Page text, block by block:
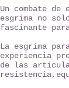
Un combate
esgrima no
fascinante
La esgrima
experiencia
de las